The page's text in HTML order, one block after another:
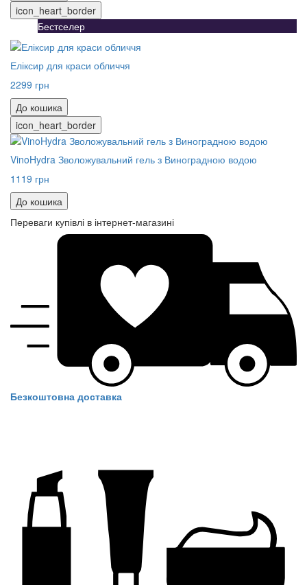
icon_heart_border
Бестселер
Еліксир для краси обличчя
2299 грн
До кошика
icon_heart_border
VinoHydra Зволожувальний гель з Виноградною водою
1119 грн
До кошика
Переваги купівлі в інтернет-магазині
Безкоштовна доставка